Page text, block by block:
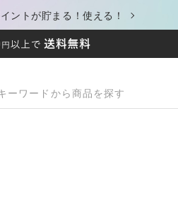
ントが貯まる！使える！